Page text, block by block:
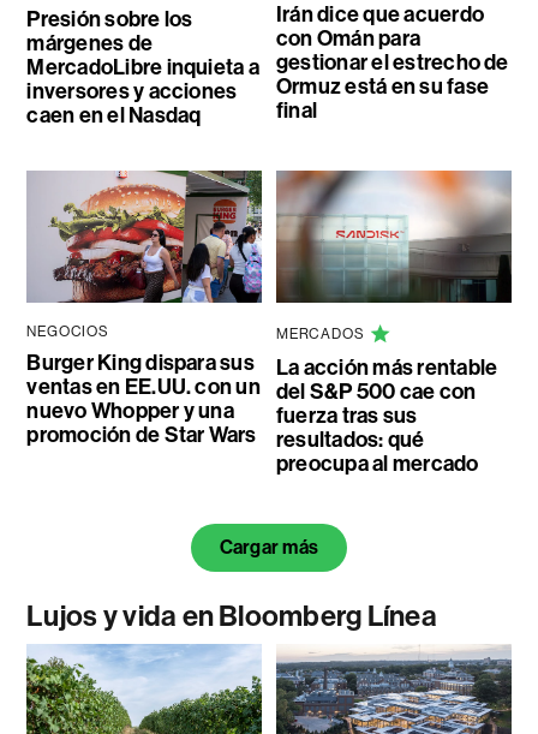
Presión sobre los
márgenes de
MercadoLibre inquieta a
inversores y acciones
caen en el Nasdaq
Irán dice que acuerdo
con Omán para
gestionar el estrecho de
Ormuz está en su fase
final
NEGOCIOS
Burger King dispara sus
ventas en EE.UU. con un
nuevo Whopper y una
promoción de Star Wars
MERCADOS
La acción más rentable
del S&P 500 cae con
fuerza tras sus
resultados: qué
preocupa al mercado
Cargar más
Lujos y vida en Bloomberg Línea